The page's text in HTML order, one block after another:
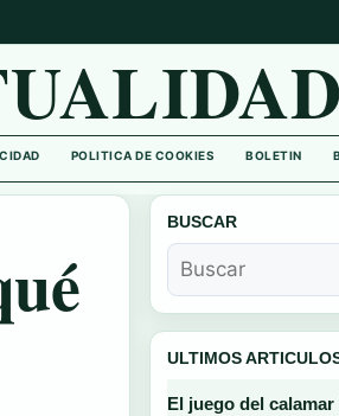
POLITICA DE COOKIES BOLETIN
BUSCAR
ULTIMOS
El juego del